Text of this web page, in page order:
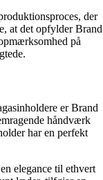
der
at det opfylder Brand
på
er Brand
håndværk
har en perfekt
elegance til ethvert